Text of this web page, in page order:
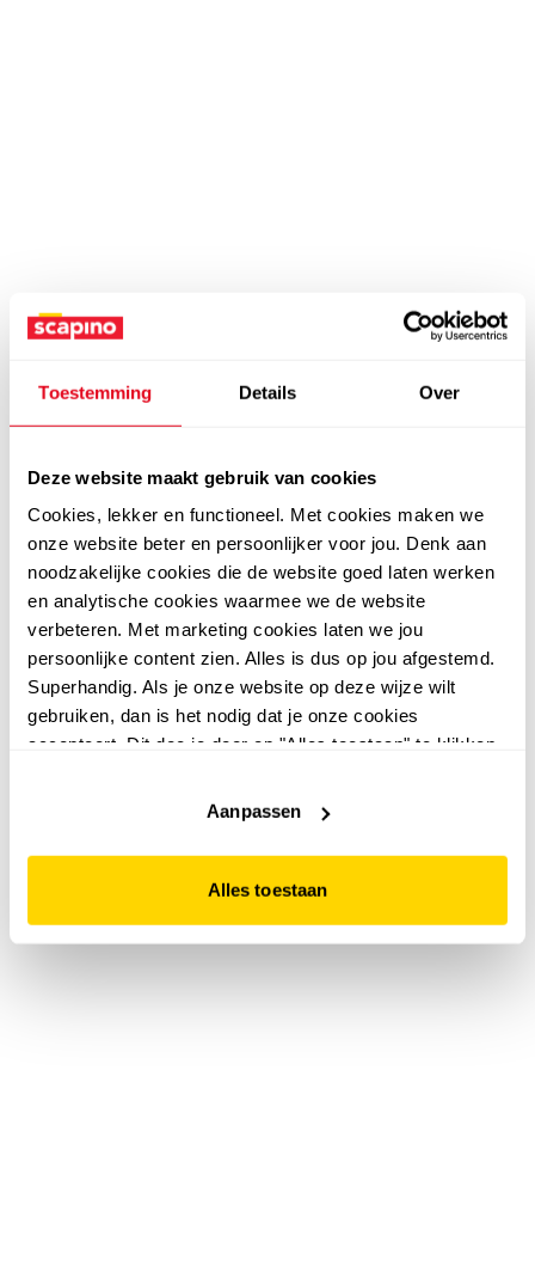
Toestemming Details Over
Deze website maakt gebruik van cookies
Cookies, lekker en functioneel. Met cookies maken we
onze website beter en persoonlijker voor jou. Denk aan
noodzakelijke cookies die de website goed laten werken
en analytische cookies waarmee we de website
verbeteren. Met marketing cookies laten we jou
persoonlijke content zien. Alles is dus op jou afgestemd.
Superhandig. Als je onze website op deze wijze wilt
gebruiken, dan is het nodig dat je onze cookies
accepteert. Dit doe je door op "Alles toestaan" te klikken.
website niet optimaal functioneert.
Aanpassen
Alles toestaan